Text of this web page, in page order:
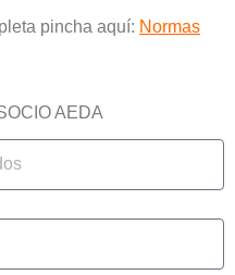
pincha aquí: Normas
AEDA